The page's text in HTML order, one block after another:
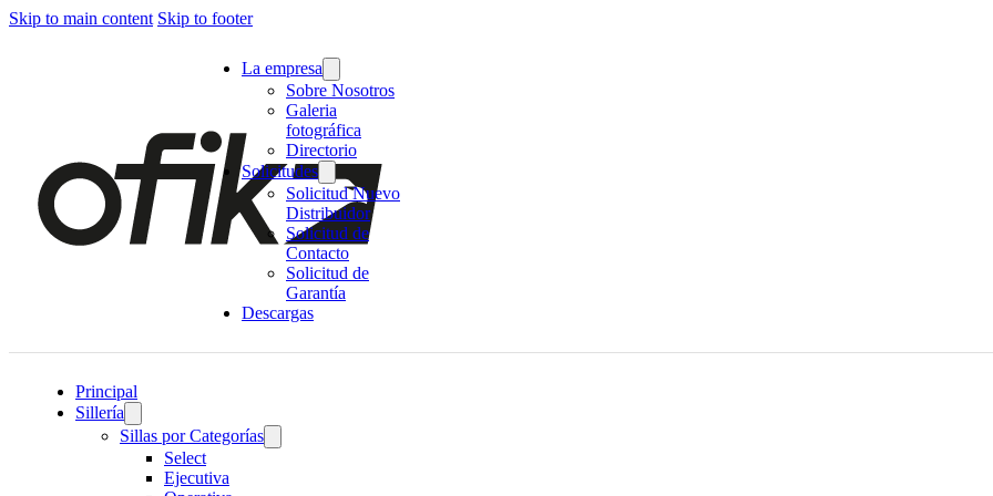
Skip to main content Skip to footer
La empresa
Sobre Nosotros
Galeria
fotográfica
Directorio
Solicitudes
Solicitud Nuevo
Distribuidor
Solicitud de
Contacto
Solicitud de
Garantía
Descargas
Principal
Sillería
Sillas por Categorías
Select
Ejecutiva